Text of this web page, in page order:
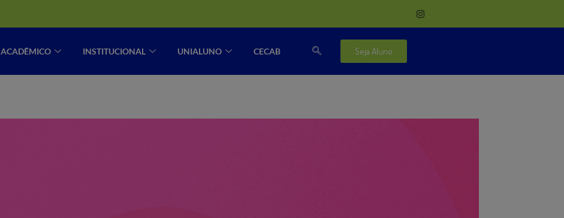
ACADÊMICO INSTITUCIONAL UNIALUNO CECAB Seja Aluno